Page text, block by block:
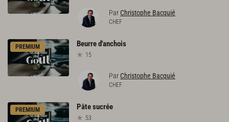
Par Christophe Bacquié
CHEF
PREMIUM Beurred'anchois
15
Par Christophe Bacquié
CHEF
PREMIUM Pâtesucrée
53